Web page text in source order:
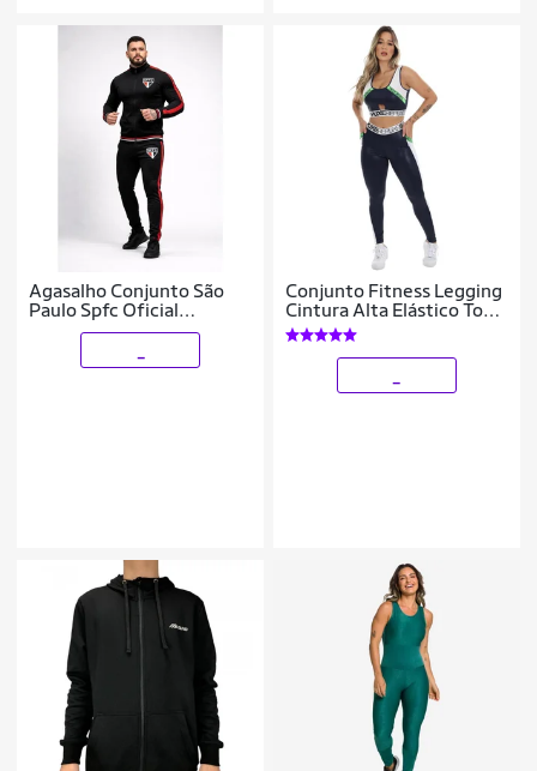
Agasalho Conjunto São
Paulo Spfc Oficial
Masculino Escudo
Conjunto Fitness Legging
Cintura Alta Elástico Top
Decote Feminino